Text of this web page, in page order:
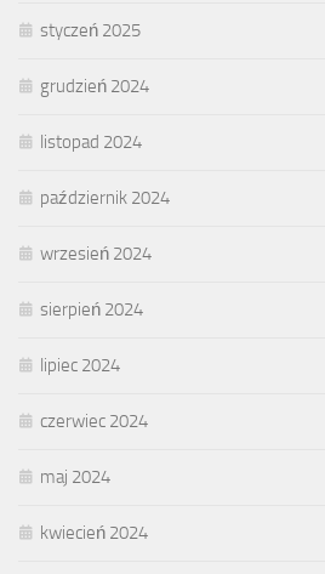
styczeń 2025
grudzień 2024
listopad 2024
październik 2024
wrzesień 2024
sierpień 2024
lipiec 2024
czerwiec 2024
maj 2024
kwiecień 2024